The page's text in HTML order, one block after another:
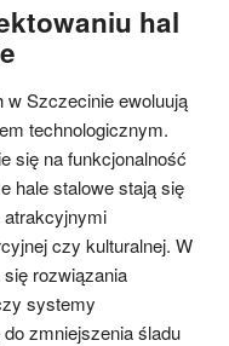
hal
w Szczecinie ewoluują
technologicznym.
się na funkcjonalność
hale stalowe stają się
atrakcyjnymi
czy kulturalnej. W
rozwiązania
systemy
zmniejszenia śladu